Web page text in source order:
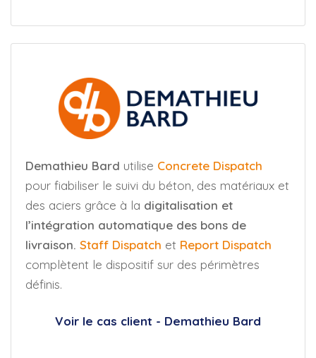
Demathieu Bard utilise Concrete Dispatch
pour fiabiliser le suivi du béton, des matériaux et
des aciers grâce à la digitalisation et
l’intégration automatique des bons de
livraison. Staff Dispatch et Report Dispatch
complètent le dispositif sur des périmètres
définis.
Voir le cas client - Demathieu Bard